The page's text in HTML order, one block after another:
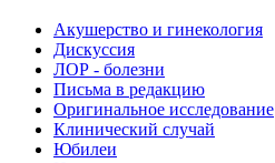
Акушерство и гинекология
Дискуссия
ЛОР - болезни
Письма в редакцию
Оригинальное исследование
Клинический случай
Юбилеи